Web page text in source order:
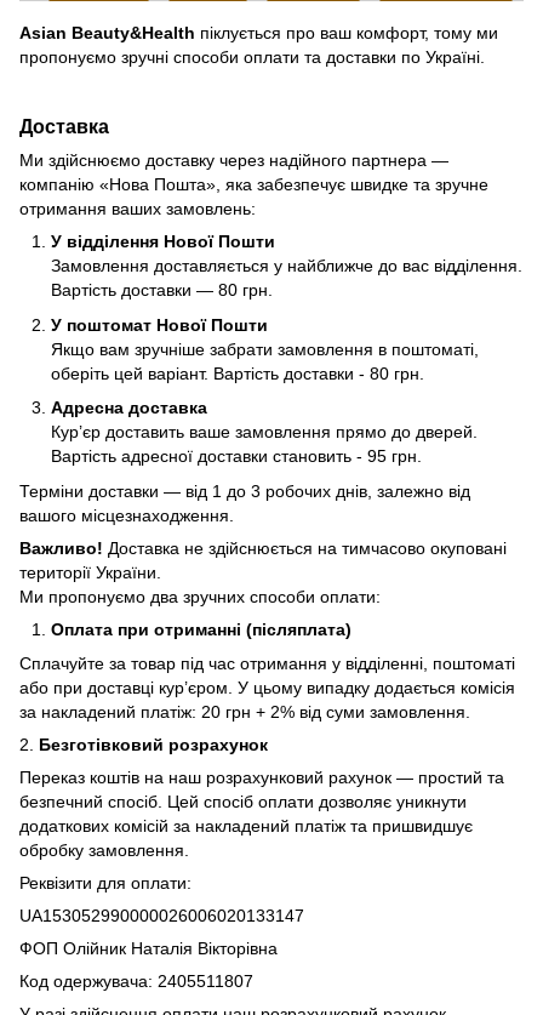
Asian Beauty&Health піклується про ваш комфорт, тому ми
пропонуємо зручні способи оплати та доставки по Україні.
Доставка
Ми здійснюємо доставку через надійного партнера —
компанію «Нова Пошта», яка забезпечує швидке та зручне
отримання ваших замовлень:
У відділення Нової Пошти
Замовлення доставляється у найближче до вас відділення.
Вартість доставки — 80 грн.
У поштомат Нової Пошти
Якщо вам зручніше забрати замовлення в поштоматі,
оберіть цей варіант. Вартість доставки - 80 грн.
Адресна доставка
Кур’єр доставить ваше замовлення прямо до дверей.
Вартість адресної доставки становить - 95 грн.
Терміни доставки — від 1 до 3 робочих днів, залежно від
вашого місцезнаходження.
Важливо! Доставка не здійснюється на тимчасово окуповані
території України.
Ми пропонуємо два зручних способи оплати:
Оплата при отриманні (післяплата)
Сплачуйте за товар під час отримання у відділенні, поштоматі
або при доставці кур’єром. У цьому випадку додається комісія
за накладений платіж: 20 грн + 2% від суми замовлення.
2. Безготівковий розрахунок
Переказ коштів на наш розрахунковий рахунок — простий та
безпечний спосіб. Цей спосіб оплати дозволяє уникнути
додаткових комісій за накладений платіж та пришвидшує
обробку замовлення.
Реквізити для оплати:
UA153052990000026006020133147
ФОП Олійник Наталія Вікторівна
Код одержувача: 2405511807